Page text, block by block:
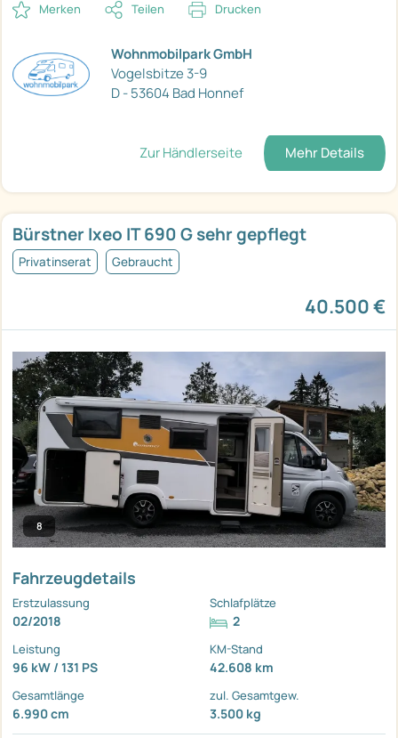
Merken Teilen Drucken
Wohnmobilpark GmbH
Vogelsbitze 3-9
D - 53604 Bad Honnef
Zur Händlerseite Mehr Details
Bürstner Ixeo IT 690 G sehr gepflegt
Privatinserat Gebraucht
40.500 €
8
Fahrzeugdetails
Erstzulassung
02/2018
Schlafplätze
2
Leistung
96 kW / 131 PS
KM-Stand
42.608 km
Gesamtlänge
6.990 cm
zul. Gesamtgew.
3.500 kg